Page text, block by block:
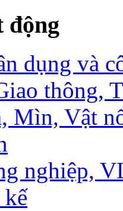
động
dụng và
thông,
Mìn, Vật
nghiệp,